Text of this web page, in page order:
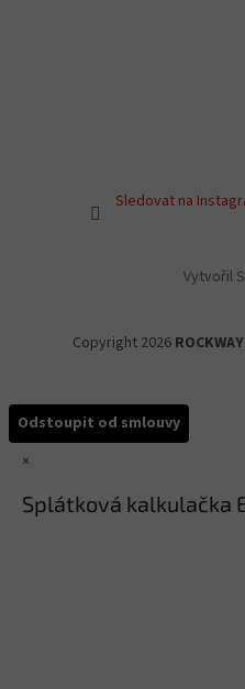
Sledovat na
Vytvořil
Copyright 2026 ROCKWAY
Odstoupit od smlouvy
×
Splátková kalkulačka